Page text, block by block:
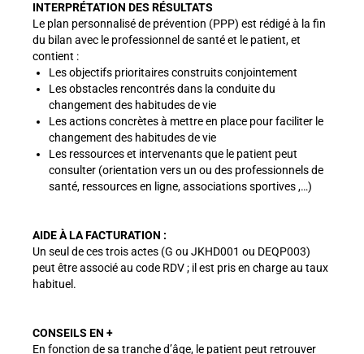
INTERPRÉTATION DES RÉSULTATS
Le plan personnalisé de prévention (PPP) est rédigé à la fin
du bilan avec le professionnel de santé et le patient, et
contient :
Les objectifs prioritaires construits conjointement
Les obstacles rencontrés dans la conduite du
changement des habitudes de vie
Les actions concrètes à mettre en place pour faciliter le
changement des habitudes de vie
Les ressources et intervenants que le patient peut
consulter (orientation vers un ou des professionnels de
santé, ressources en ligne, associations sportives ,…)
AIDE À LA FACTURATION :
Un seul de ces trois actes (G ou JKHD001 ou DEQP003)
peut être associé au code RDV ; il est pris en charge au taux
habituel.
CONSEILS EN +
En fonction de sa tranche d’âge, le patient peut retrouver